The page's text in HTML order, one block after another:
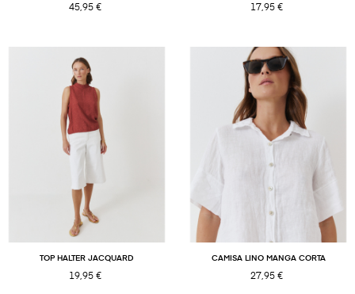
45,95 € 17,95 €
TOP HALTER JACQUARD
19,95 €
CAMISA LINO MANGA CORTA
27,95 €